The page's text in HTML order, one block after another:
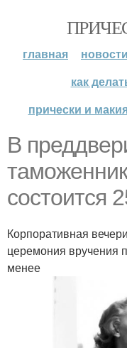
главная новости
как
прически и
В
состоится
Корпоративная
церемония вручения
менее